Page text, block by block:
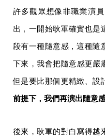
許多觀眾想像非職業演
出，一開始耿軍確實也是
段有一種隨意感，這種隨
下來，我會把隨意感更
但是要比那個更精緻、設
前提下，我們再演出隨意
後來，耿軍的對白寫得越